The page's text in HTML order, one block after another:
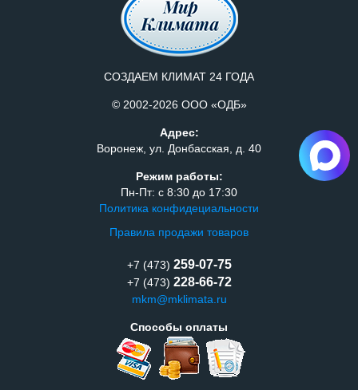
СОЗДАЕМ КЛИМАТ 24 ГОДА
© 2002-2026 ООО «ОДБ»
Адрес:
Воронеж, ул. Донбасская, д. 40
Режим работы:
Пн-Пт: с 8:30 до 17:30
Политика конфидециальности
Правила продажи товаров
+7 (473) 259-07-75
+7 (473) 228-66-72
mkm@mklimata.ru
Способы оплаты